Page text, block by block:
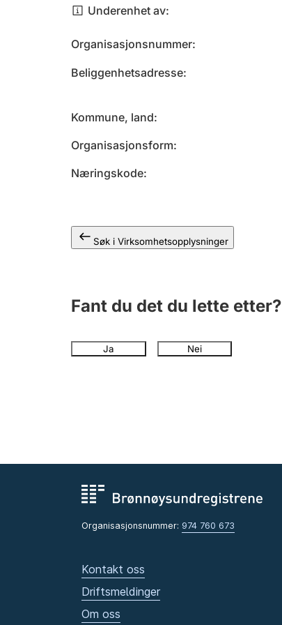
Underenhet av
Organisasjonsnummer
Beliggenhetsadresse
Kommune, land
Organisasjonsform
Næringskode
Søk i Virksomhetsopplysninger
Fant du det du lette etter?
Ja Nei
Organisasjonsnummer: 974 760 673
Kontakt oss
Driftsmeldinger
Om oss